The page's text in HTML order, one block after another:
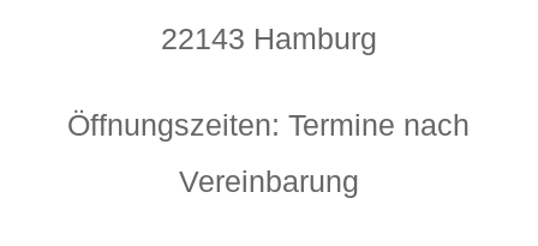
22143 Hamburg
Öffnungszeiten: Termine nach
Vereinbarung